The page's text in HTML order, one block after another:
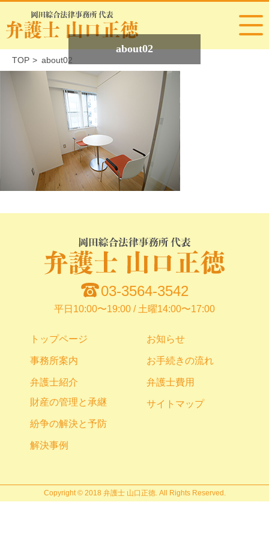
about02
TOP > about02
03-3564-3542
平日10:00〜19:00 / 土曜14:00〜17:00
トップページ
事務所案内
弁護士紹介
財産の管理と承継
紛争の解決と予防
解決事例
お知らせ
お手続きの流れ
弁護士費用
サイトマップ
Copyright © 2018 弁護士 山口正徳. All Rights Reserved.